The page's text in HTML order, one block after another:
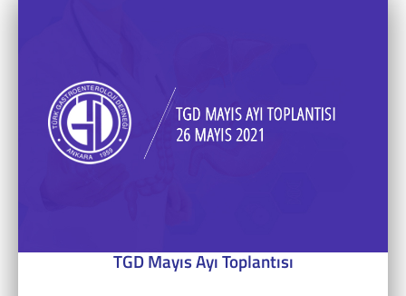
TGD Mayıs Ayı Toplantısı